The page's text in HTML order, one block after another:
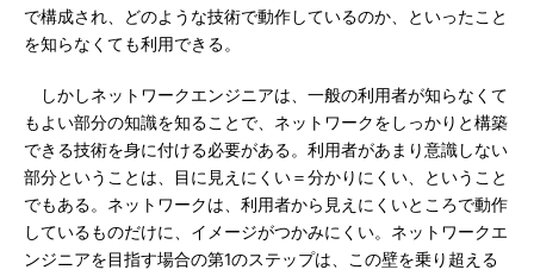
で構成され、どのような技術で動作しているのか、といったこと
を知らなくても利用できる。
しかしネットワークエンジニアは、一般の利用者が知らなくて
もよい部分の知識を知ることで、ネットワークをしっかりと構築
できる技術を身に付ける必要がある。利用者があまり意識しない
部分ということは、目に見えにくい＝分かりにくい、ということ
でもある。ネットワークは、利用者から見えにくいところで動作
しているものだけに、イメージがつかみにくい。ネットワークエ
ンジニアを目指す場合の第1のステップは、この壁を乗り超える